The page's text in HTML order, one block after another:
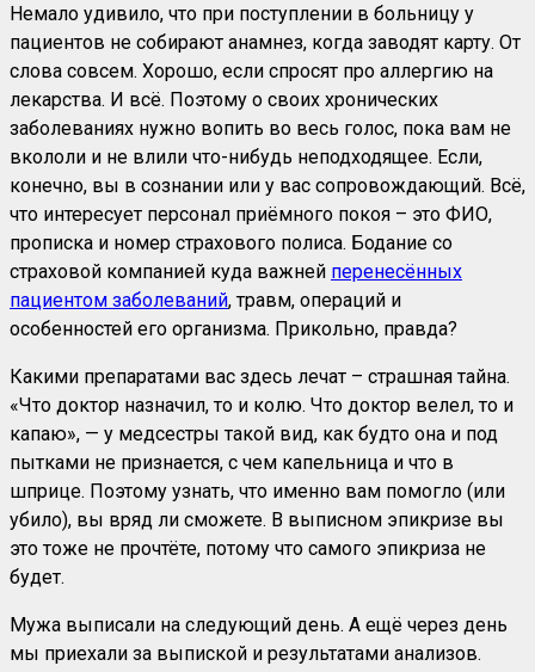
Немало удивило, что при поступлении в больницу у
пациентов не собирают анамнез, когда заводят карту. От
слова совсем. Хорошо, если спросят про аллергию на
лекарства. И всё. Поэтому о своих хронических
заболеваниях нужно вопить во весь голос, пока вам не
вкололи и не влили что-нибудь неподходящее. Если,
конечно, вы в сознании или у вас сопровождающий. Всё,
что интересует персонал приёмного покоя – это ФИО,
прописка и номер страхового полиса. Бодание со
страховой компанией куда важней перенесённых
пациентом заболеваний, травм, операций и
особенностей его организма. Прикольно, правда?
Какими препаратами вас здесь лечат – страшная тайна.
«Что доктор назначил, то и колю. Что доктор велел, то и
капаю», — у медсестры такой вид, как будто она и под
пытками не признается, с чем капельница и что в
шприце. Поэтому узнать, что именно вам помогло (или
убило), вы вряд ли сможете. В выписном эпикризе вы
это тоже не прочтёте, потому что самого эпикриза не
будет.
Мужа выписали на следующий день. А ещё через день
мы приехали за выпиской и результатами анализов.